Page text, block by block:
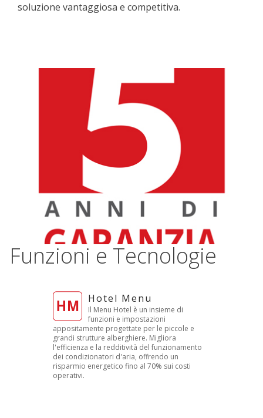
soluzione vantaggiosa e competitiva.
Funzioni e Tecnologie
Hotel Menu
Il Menu Hotel è un insieme di
funzioni e impostazioni
appositamente progettate per le piccole e
grandi strutture alberghiere. Migliora
l'efficienza e la redditività del funzionamento
dei condizionatori d'aria, offrendo un
risparmio energetico fino al 70% sui costi
operativi.